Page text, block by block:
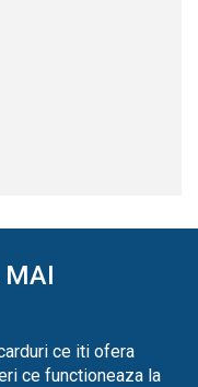
MAI
ce iti ofera
ce functioneaza la